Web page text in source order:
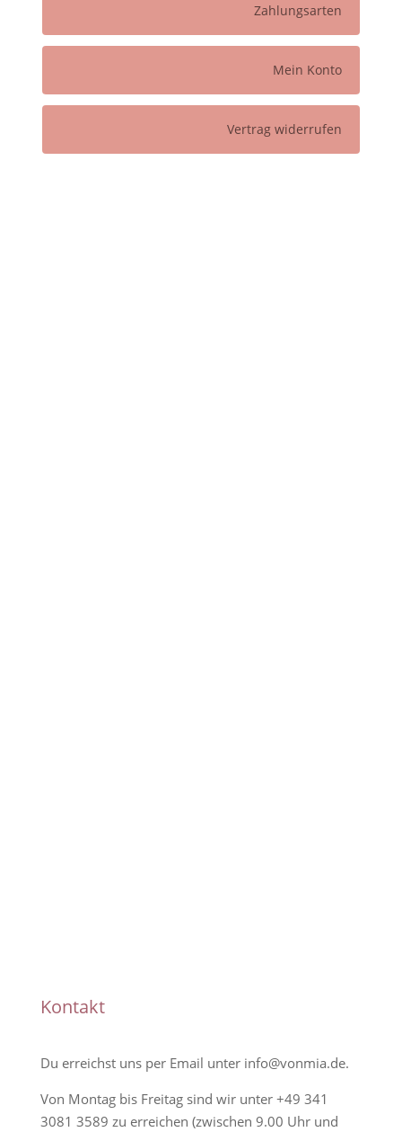
Zahlungsarten
Mein Konto
Vertrag widerrufen
Kontakt
Du erreichst uns per Email unter info@vonmia.de.
Von Montag bis Freitag sind wir unter +49 341
3081 3589 zu erreichen (zwischen 9.00 Uhr und